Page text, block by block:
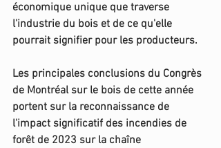
économique unique que traverse
l'industrie du bois et de ce qu'elle
pourrait signifier pour les producteurs.
Les principales conclusions du Congrès
de Montréal sur le bois de cette année
portent sur la reconnaissance de
l'impact significatif des incendies de
forêt de 2023 sur la chaîne